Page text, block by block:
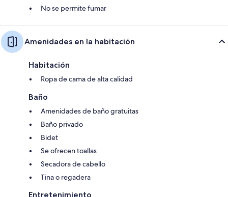
No se permite fumar
Amenidades en la habitación
Habitación
Ropa de cama de alta calidad
Baño
Amenidades de baño gratuitas
Baño privado
Bidet
Se ofrecen toallas
Secadora de cabello
Tina o regadera
Entretenimiento